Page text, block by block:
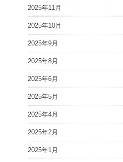
2025年11月
2025年10月
2025年9月
2025年8月
2025年6月
2025年5月
2025年4月
2025年2月
2025年1月